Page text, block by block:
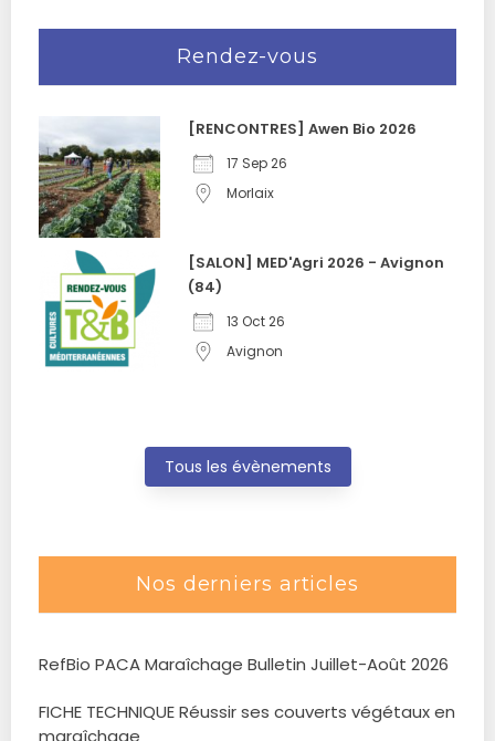
Rendez-vous
[RENCONTRES] Awen Bio 2026
17 Sep 26
Morlaix
[SALON] MED'Agri 2026 - Avignon
(84)
13 Oct 26
Avignon
Tous les évènements
Nos derniers articles
RefBio PACA Maraîchage Bulletin Juillet-Août 2026
FICHE TECHNIQUE Réussir ses couverts végétaux en
maraîchage